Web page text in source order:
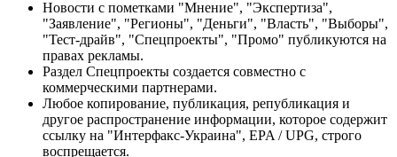
Новости с пометками "Мнение", "Экспертиза",
"Заявление", "Регионы", "Деньги", "Власть", "Выборы",
"Тест-драйв", "Спецпроекты", "Промо" публикуются на
правах рекламы.
Раздел Спецпроекты создается совместно с
коммерческими партнерами.
Любое копирование, публикация, републикация и
другое распространение информации, которое содержит
ссылку на "Интерфакс-Украина", EPA / UPG, строго
воспрещается.